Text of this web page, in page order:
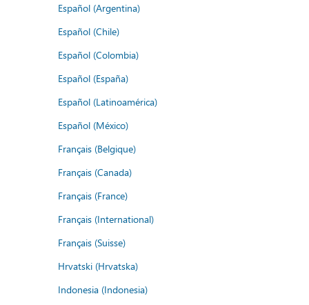
Español (Argentina)
Español (Chile)
Español (Colombia)
Español (España)
Español (Latinoamérica)
Español (México)
Français (Belgique)
Français (Canada)
Français (France)
Français (International)
Français (Suisse)
Hrvatski (Hrvatska)
Indonesia (Indonesia)